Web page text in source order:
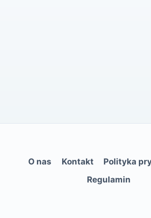
O nas Kontakt
Polityka
Regulamin